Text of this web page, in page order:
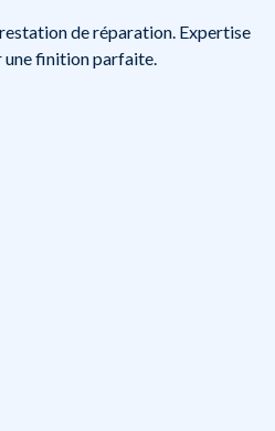
de réparation. Expertise
une finition parfaite.